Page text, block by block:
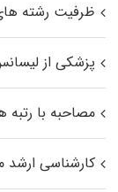
ظرفیت رشته
پزشکی از
مصاحبه با رتبه
کارشناسی ارشد